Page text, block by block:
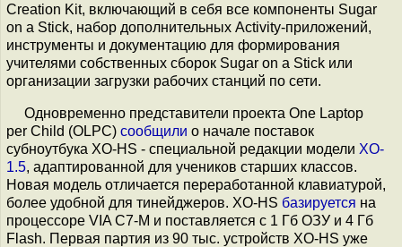
Creation Kit, включающий в себя все компоненты Sugar
on a Stick, набор дополнительных Activity-приложений,
инструменты и документацию для формирования
учителями собственных сборок Sugar on a Stick или
организации загрузки рабочих станций по сети.
Одновременно представители проекта One Laptop
per Child (OLPC) сообщили о начале поставок
субноутбука XO-HS - специальной редакции модели XO-
1.5, адаптированной для учеников старших классов.
Новая модель отличается переработанной клавиатурой,
более удобной для тинейджеров. XO-HS базируется на
процессоре VIA C7-M и поставляется с 1 Гб ОЗУ и 4 Гб
Flash. Первая партия из 90 тыс. устройств XO-HS уже